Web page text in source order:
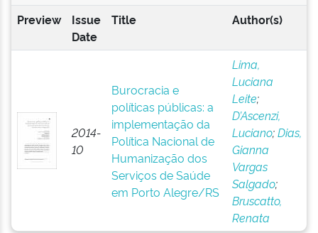
Preview
Issue
Date
Title Author(s)
2014-
10
Burocracia e
políticas públicas: a
implementação da
Política Nacional de
Humanização dos
Serviços de Saúde
em Porto Alegre/RS
Lima,
Luciana
Leite;
D’Ascenzi,
Luciano;Dias,
Gianna
Vargas
Salgado;
Bruscatto,
Renata